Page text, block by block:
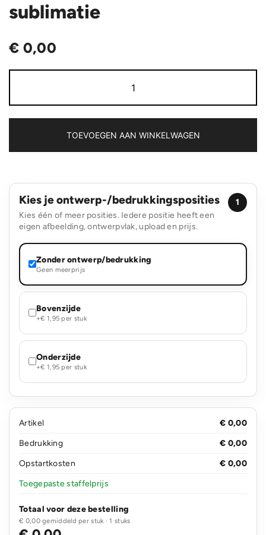
sublimatie
€ 0,00
onderzetter
TOEVOEGEN AAN WINKELWAGEN
Kies je ontwerp-/bedrukkingsposities
Kies één of meer posities. Iedere positie heeft een
eigen afbeelding, ontwerpvlak, upload en prijs.
1
Zonder ontwerp/bedrukking
Geen meerprijs
Bovenzijde
+€ 1,95 per stuk
Onderzijde
+€ 1,95 per stuk
Artikel
€ 0,00
Bedrukking
€ 0,00
Opstartkosten
€ 0,00
Toegepaste staffelprijs
Totaal voor deze bestelling
€ 0,00 gemiddeld per stuk · 1 stuks